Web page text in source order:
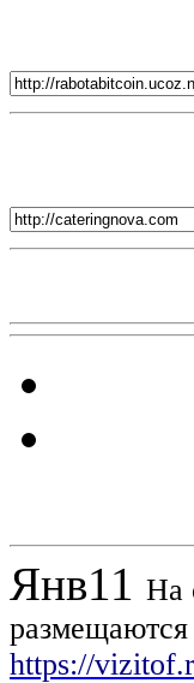
Янв11 На
размещаются
https://